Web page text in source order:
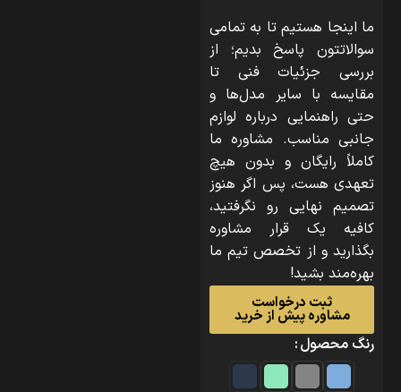
ما اینجا هستیم تا به تمامی
سوالاتتون پاسخ بدیم؛ از
بررسی جزئیات فنی تا
مقایسه با سایر مدل‌ها و
حتی راهنمایی درباره لوازم
جانبی مناسب. مشاوره ما
کاملاً رایگان و بدون هیچ
تعهدی هست، پس اگر هنوز
تصمیم نهایی رو نگرفتید،
کافیه یک قرار مشاوره
بگذارید و از تخصص تیم ما
بهره‌مند بشید!
ثبت درخواست
مشاوره پیش از خرید
رنگ محصول